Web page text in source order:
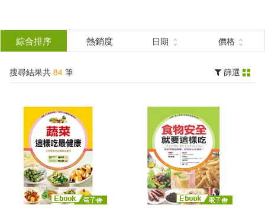
結
分類 (單選)
所有商品(84) 圖書(59)
電子書(25)
作者 (可複選)
綜合排序 熱銷度 日期 價格
搜尋結果共 84 筆 篩選